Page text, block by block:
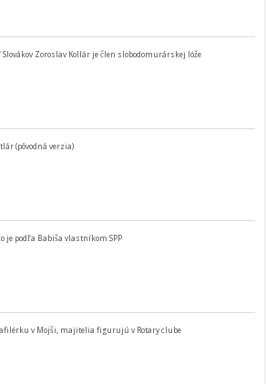
Slovákov Zoroslav Kollár je člen slobodomurárskej lóže
(pôvodná verzia)
je podľa Babiša vlastníkom SPP
v Mojši, majitelia figurujú v Rotary clube